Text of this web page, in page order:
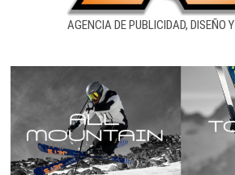
AGENCIA DE PUBLICIDAD, DISEÑO